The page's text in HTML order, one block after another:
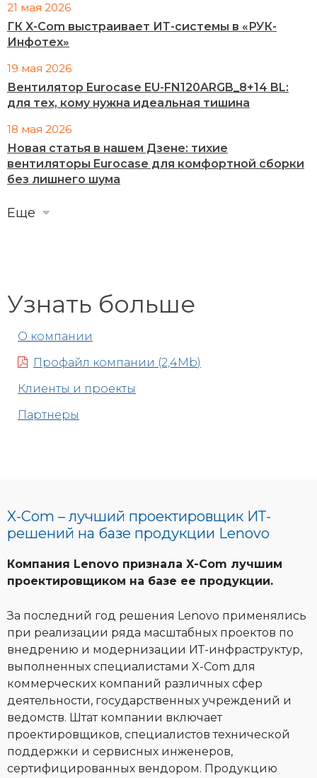
21 мая 2026
ГК X-Com выстраивает ИТ-системы в «РУК-
Инфотех»
19 мая 2026
Вентилятор Eurocase EU-FN120ARGB_8+14 BL:
для тех, кому нужна идеальная тишина
18 мая 2026
Новая статья в нашем Дзене: тихие
вентиляторы Eurocase для комфортной сборки
без лишнего шума
Еще
Узнать больше
О компании
Профайл компании (2,4Mb)
Клиенты и проекты
Партнеры
X-Com – лучший проектировщик ИТ-
решений на базе продукции Lenovo
Компания Lenovo признала X-Com лучшим
проектировщиком на базе ее продукции.
За последний год решения Lenovo применялись
при реализации ряда масштабных проектов по
внедрению и модернизации ИТ-инфраструктур,
выполненных специалистами X-Com для
коммерческих компаний различных сфер
деятельности, государственных учреждений и
ведомств. Штат компании включает
проектировщиков, специалистов технической
поддержки и сервисных инженеров,
сертифицированных вендором. Продукцию